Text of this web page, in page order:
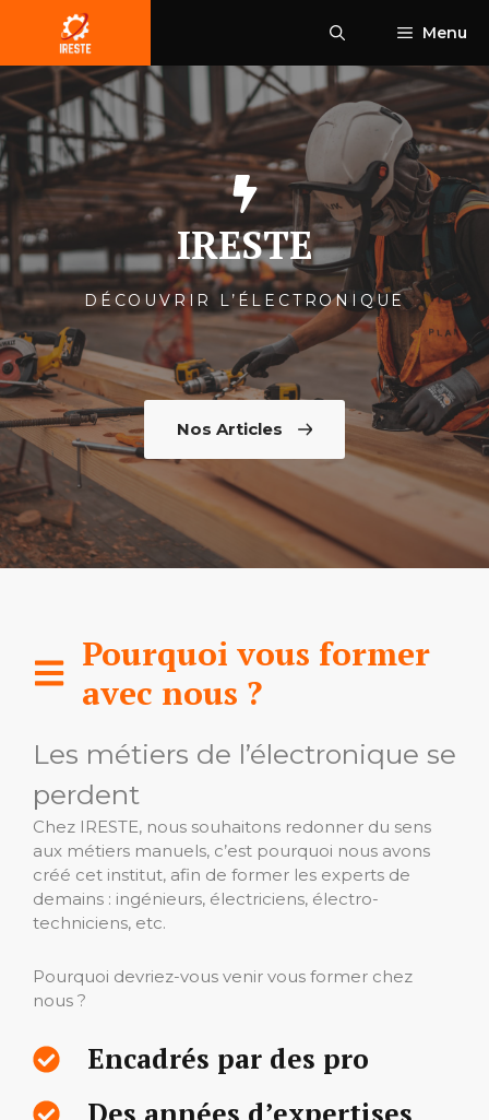
contenu
Menu
IRESTE
DÉCOUVRIR L’ÉLECTRONIQUE
Nos Articles
Pourquoi vous former
avec nous ?
Les métiers de l’électronique se
perdent
Chez IRESTE, nous souhaitons redonner du sens
aux métiers manuels, c’est pourquoi nous avons
créé cet institut, afin de former les experts de
demains : ingénieurs, électriciens, électro-
techniciens, etc.
Pourquoi devriez-vous venir vous former chez
nous ?
Encadrés par des pro